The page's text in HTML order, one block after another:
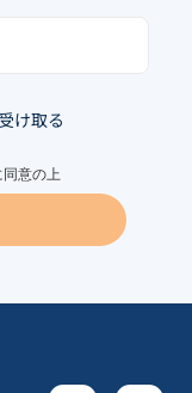
け取る
同意の上